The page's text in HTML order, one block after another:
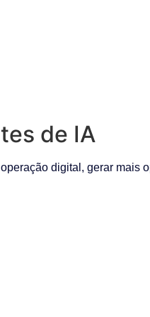
de IA
digital, gerar mais